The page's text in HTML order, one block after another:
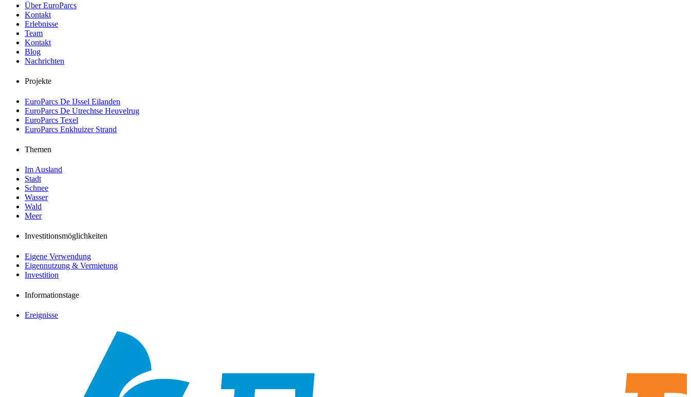
Über EuroParcs
Kontakt
Erlebnisse
Team
Kontakt
Blog
Nachrichten
Projekte
EuroParcs De IJssel Eilanden
EuroParcs De Utrechtse Heuvelrug
EuroParcs Texel
EuroParcs Enkhuizer Strand
Themen
Im Ausland
Stadt
Schnee
Wasser
Wald
Meer
Investitionsmöglichkeiten
Eigene Verwendung
Eigennutzung & Vermietung
Investition
Informationstage
Ereignisse